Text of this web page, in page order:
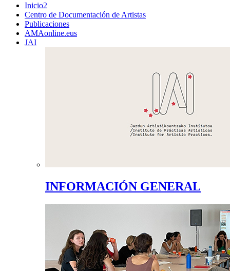
Inicio2
Centro de Documentación de Artistas
Publicaciones
AMAonline.eus
JAI
INFORMACIÓN GENERAL